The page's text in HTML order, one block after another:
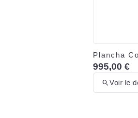
Plancha
995,00 €
Voir le